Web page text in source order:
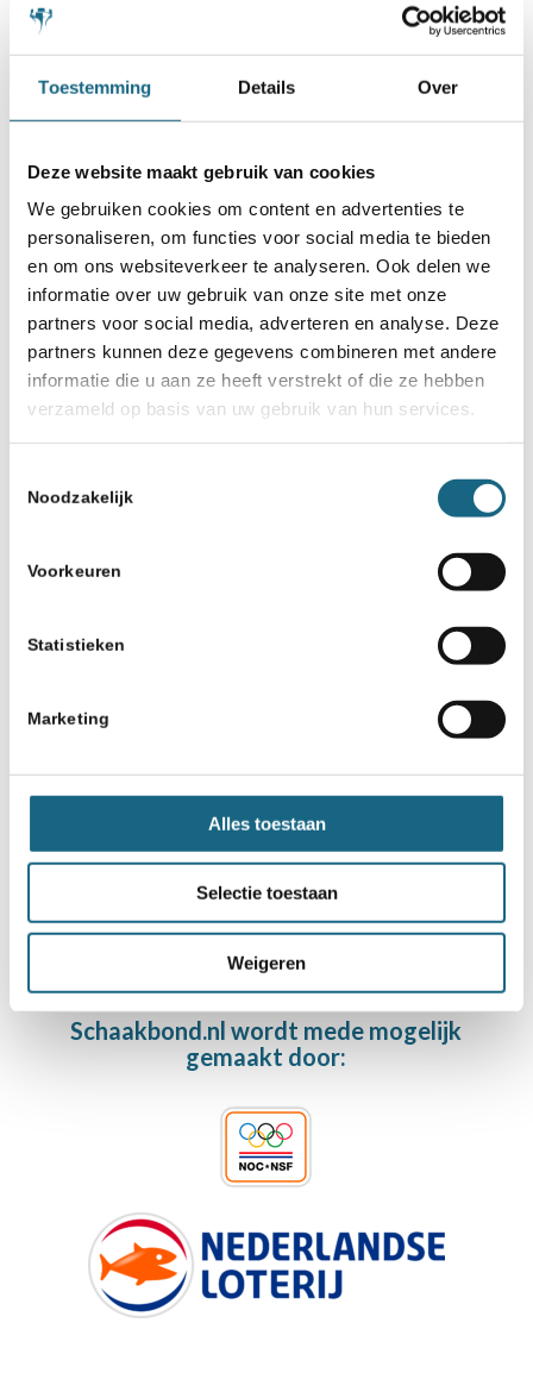
Toestemming Details Over
Deze website maakt gebruik van cookies
We gebruiken cookies om content en advertenties te
personaliseren, om functies voor social media te bieden
en om ons websiteverkeer te analyseren. Ook delen we
informatie over uw gebruik van onze site met onze
partners voor social media, adverteren en analyse. Deze
partners kunnen deze gegevens combineren met andere
informatie die u aan ze heeft verstrekt of die ze hebben
verzameld op basis van uw gebruik van hun services.
Noodzakelijk
Voorkeuren
Statistieken
Marketing
Alles toestaan
Selectie toestaan
Weigeren
26 juni 2026
Bram en Noah eindigen in
subtop op WK jeugd
Subtropische omstandigheden
op de Nationale Pupillendag
Pagina 1 van 12
1 2 3 › »
Schaakbond.nl wordt mede mogelijk
gemaakt door: